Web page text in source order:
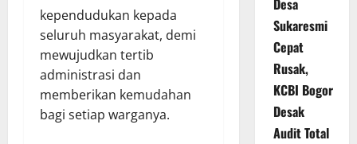
kependudukan kepada
seluruh masyarakat, demi
mewujudkan tertib
administrasi dan
memberikan kemudahan
bagi setiap warganya.
Desa
Sukaresmi
Cepat
Rusak,
KCBI Bogor
Desak
Audit Total